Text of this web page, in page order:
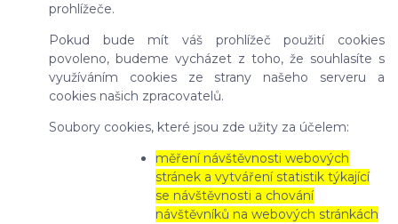
prohlížeče.
Pokud bude mít váš prohlížeč použití cookies
povoleno, budeme vycházet z toho, že souhlasíte s
využíváním cookies ze strany našeho serveru a
cookies našich zpracovatelů.
Soubory cookies, které jsou zde užity za účelem:
měření návštěvnosti webových
stránek a vytváření statistik týkající
se návštěvnosti a chování
návštěvníků na webových stránkách